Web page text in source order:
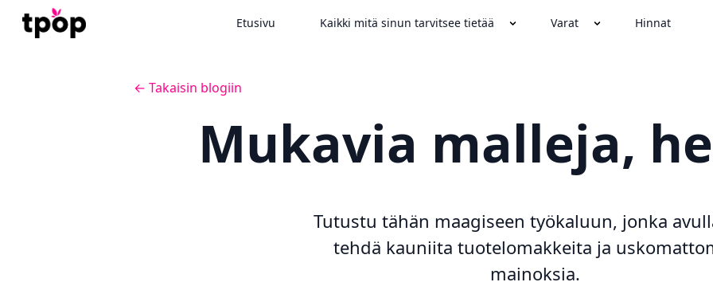
Etusivu Kaikki mitä sinun tarvitsee tietää Varat Hinnat
← Takaisin blogiin
Mukavia malleja,
Tutustu tähän maagiseen työkaluun, jonka
tehdä kauniita tuotelomakkeita ja
mainoksia.